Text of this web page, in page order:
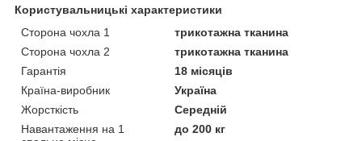
Користувальницькі характеристики
Сторона чохла 1
трикотажна тканина
Сторона чохла 2
трикотажна тканина
Гарантія
18 місяців
Країна-виробник
Україна
Жорсткість
Середній
Навантаження на 1
до 200 кг